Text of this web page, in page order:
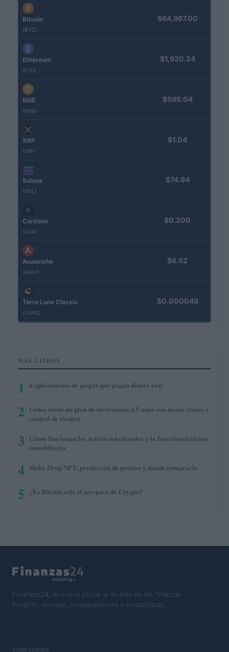
Bitcoin
(BTC)
$64,967.00
Ethereum
(ETH)
$1,920.24
BNB
(BNB)
$595.04
XRP
(XRP)
$1.04
Solana
(SOL)
$74.94
Cardano
(ADA)
$0.200
Avalanche
(AVAX)
$6.52
Terra Luna Classic
(LUNC)
$0.000049
MÁS LEÍDOS
1 6 aplicaciones de juegos que pagan dinero real
2 Cómo crear un plan de inversiones a 5 años con metas claras y
control de riesgos
3 Cómo funcionan los activos tokenizados y la fraccionalización
inmobiliaria
4 Shiba Drop NFT: predicción de precios y dónde comprarlo
5 ¿Es Bitcoin solo el myspace de Crypto?
Finanzas24, el nuevo portal al mundo de las finanzas.
Insights, noticias, comparaciones y estadísticas.
Inversiones